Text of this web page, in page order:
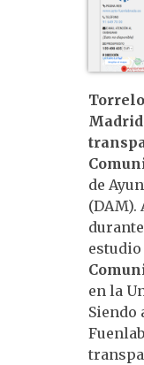
de
(DAM).
estudio
en la
Siendo